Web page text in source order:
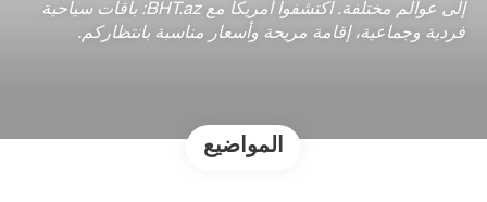
إلى عوالم مختلفة. اكتشفوا أمريكا مع BHT.az: باقات سياحية
فردية وجماعية، إقامة مريحة وأسعار مناسبة بانتظاركم.
المواضيع